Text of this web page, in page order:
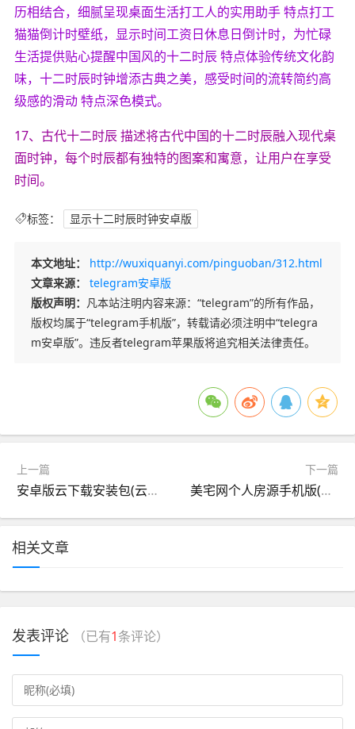
历相结合，细腻呈现桌面生活打工人的实用助手 特点打工
猫猫倒计时壁纸，显示时间工资日休息日倒计时，为忙碌
生活提供贴心提醒中国风的十二时辰 特点体验传统文化韵
味，十二时辰时钟增添古典之美，感受时间的流转简约高
级感的滑动 特点深色模式。
17、古代十二时辰 描述将古代中国的十二时辰融入现代桌
面时钟，每个时辰都有独特的图案和寓意，让用户在享受
时间。
标签： 显示十二时辰时钟安卓版
本文地址：
http://wuxiquanyi.com/pinguoban/312.html
文章来源：
telegram安卓版
版权声明： 凡本站注明内容来源：“telegram”的所有作品，
版权均属于“telegram手机版”，转载请必须注明中“telegra
m安卓版”。违反者telegram苹果版将追究相关法律责任。
上一篇
安卓版云下载安装包(云手机安卓版本70)
下一篇
美宅网个人房源手机版(美宅房地产经纪有限公司)
相关文章
发表评论 （已有1条评论）